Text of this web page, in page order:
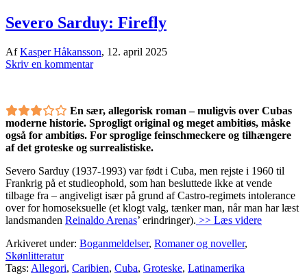
Severo Sarduy: Firefly
AfKasper Håkansson, 12. april 2025
Skriv en kommentar
En sær, allegorisk roman – muligvis over Cubas
moderne historie. Sprogligt original og meget ambitiøs, måske
også for ambitiøs. For sproglige feinschmeckere og tilhængere
af det groteske og surrealistiske.
Severo Sarduy (1937-1993) var født i Cuba, men rejste i 1960 til
Frankrig på et studieophold, som han besluttede ikke at vende
tilbage fra – angiveligt især på grund af Castro-regimets intolerance
over for homoseksuelle (et klogt valg, tænker man, når man har læst
landsmanden Reinaldo Arenas’ erindringer). >> Læs videre
Arkiveret under: Boganmeldelser, Romaner og noveller,
Skønlitteratur
Tags: Allegori, Caribien, Cuba, Groteske, Latinamerika